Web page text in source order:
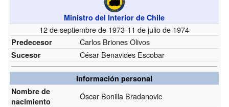
Ministro del Interior de Chile
12 de septiembre de 1973-11 de julio de 1974
Predecesor Carlos Briones Olivos
Sucesor César Benavides Escobar
Información personal
Nombre de
nacimiento
Óscar Bonilla Bradanovic